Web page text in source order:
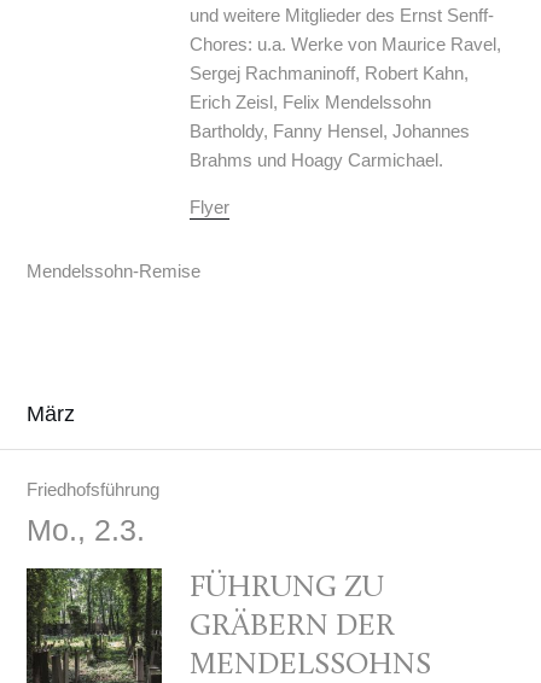
und weitere Mitglieder des Ernst Senff-
Chores: u.a. Werke von Maurice Ravel,
Sergej Rachmaninoff, Robert Kahn,
Erich Zeisl, Felix Mendelssohn
Bartholdy, Fanny Hensel, Johannes
Brahms und Hoagy Carmichael.
Flyer
Mendelssohn-Remise
März
Friedhofsführung
Mo., 2.3.
FÜHRUNG ZU
GRÄBERN DER
MENDELSSOHNS